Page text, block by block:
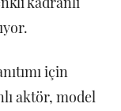
için
aktör, model